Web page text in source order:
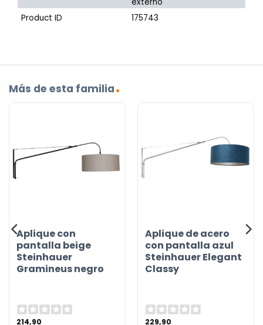
Product ID
175743
Más de esta familia
Aplique con
pantalla beige
Steinhauer
Gramineus negro
214,90
Aplique de acero
con pantalla azul
Steinhauer Elegant
Classy
229,90